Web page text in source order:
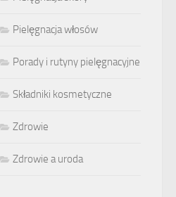
Pielęgnacja włosów
Porady i rutyny pielęgnacyjne
Składniki kosmetyczne
Zdrowie
Zdrowie a uroda